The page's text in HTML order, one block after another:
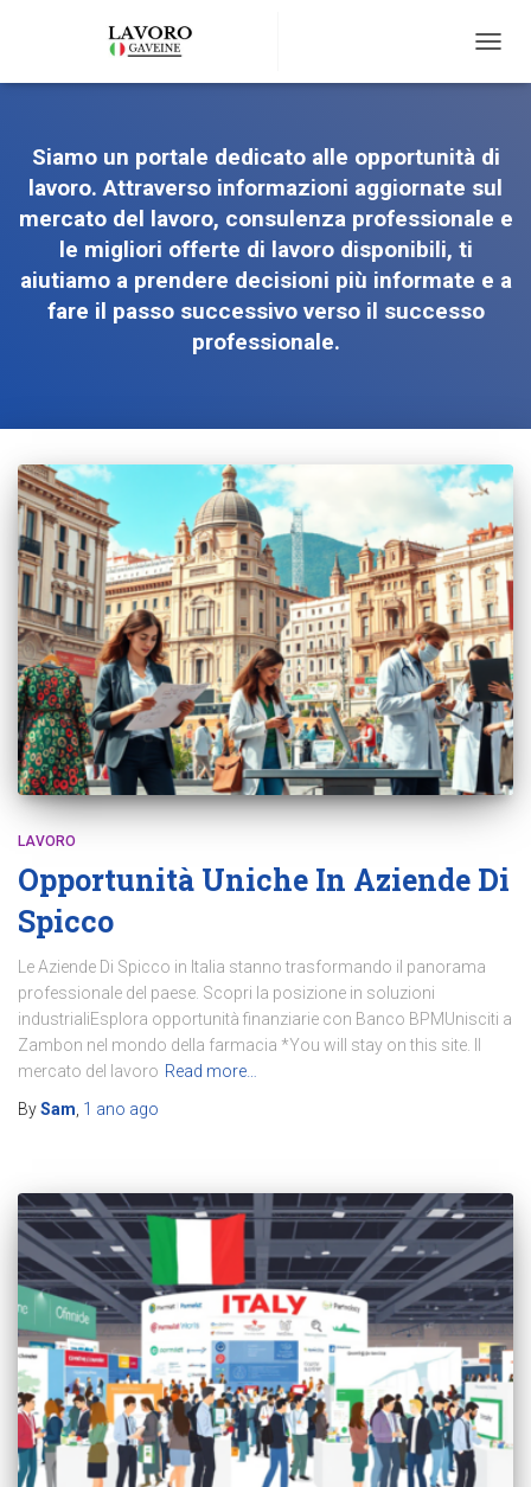
Siamo un portale dedicato alle opportunità di
lavoro. Attraverso informazioni aggiornate sul
mercato del lavoro, consulenza professionale e
le migliori offerte di lavoro disponibili, ti
aiutiamo a prendere decisioni più informate e a
fare il passo successivo verso il successo
professionale.
LAVORO
Opportunità Uniche In Aziende Di
Spicco
Le Aziende Di Spicco in Italia stanno trasformando il panorama
professionale del paese. Scopri la posizione in soluzioni
industrialiEsplora opportunità finanziarie con Banco BPMUnisciti a
Zambon nel mondo della farmacia *You will stay on this site. Il
mercato del lavoro Read more…
BySam 1 ano ago